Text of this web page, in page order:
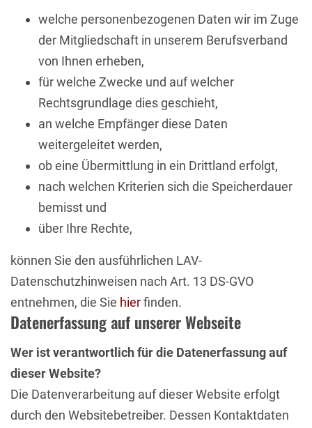
welche personenbezogenen Daten wir im Zuge
der Mitgliedschaft in unserem Berufsverband
von Ihnen erheben,
für welche Zwecke und auf welcher
Rechtsgrundlage dies geschieht,
an welche Empfänger diese Daten
weitergeleitet werden,
ob eine Übermittlung in ein Drittland erfolgt,
nach welchen Kriterien sich die Speicherdauer
bemisst und
über Ihre Rechte,
können Sie den ausführlichen LAV-
Datenschutzhinweisen nach Art. 13 DS-GVO
entnehmen, die Sie hierfinden.
Datenerfassung auf unserer Webseite
Wer ist verantwortlich für die Datenerfassung auf
dieser Website?
Die Datenverarbeitung auf dieser Website erfolgt
durch den Websitebetreiber. Dessen Kontaktdaten